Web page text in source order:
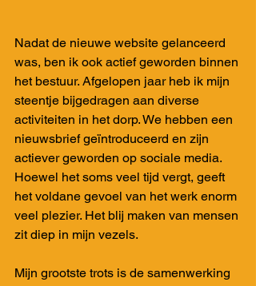
Nadat de nieuwe website gelanceerd
was, ben ik ook actief geworden binnen
het bestuur. Afgelopen jaar heb ik mijn
steentje bijgedragen aan diverse
activiteiten in het dorp. We hebben een
nieuwsbrief geïntroduceerd en zijn
actiever geworden op sociale media.
Hoewel het soms veel tijd vergt, geeft
het voldane gevoel van het werk enorm
veel plezier. Het blij maken van mensen
zit diep in mijn vezels.
Mijn grootste trots is de samenwerking